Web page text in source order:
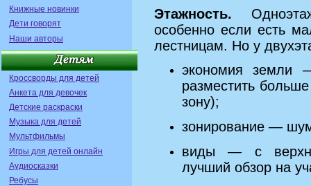
Книжные новинки
Дети говорят
Наши авторы
Кроссворды для детей
Анкета для девочек
Детские раскраски
Музыка для детей
Мультфильмы
Игры для детей онлайн
Аудиосказки
Ребусы
Этажность.
особенно если есть
лестницам. Но у
экономия земли
разместить
зону);
зонирование —
виды — с
лучший обзор на